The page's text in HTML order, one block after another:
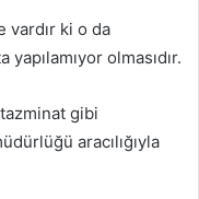
vardır ki o da
olmasıdır.
gibi
aracılığıyla